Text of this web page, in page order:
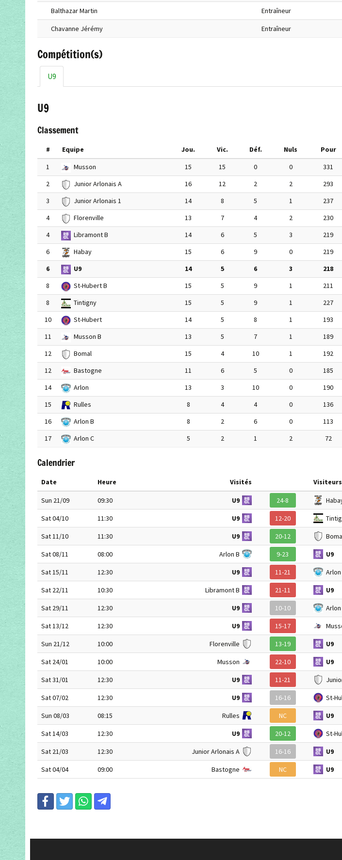
Balthazar Martin Entraîneur
Chavanne Jérémy Entraîneur
Compétition(s)
U9
U9
Classement
# Equipe Jou. Vic. Déf. Nuls Pour
1
Musson 15 15 0 0 331
2
Junior Arlonais A 16 12 2 2 293
3
Junior Arlonais 1 14 8 5 1 237
4
Florenville 13 7 4 2 230
4
Libramont B 14 6 5 3 219
6
Habay 15 6 9 0 219
6
U9 14 5 6 3 218
8
St-Hubert B 15 5 9 1 211
8
Tintigny 15 5 9 1 227
10
St-Hubert 14 5 8 1 193
11
Musson B 13 5 7 1 189
12
Bomal 15 4 10 1 192
12
Bastogne 11 6 5 0 185
14
Arlon 13 3 10 0 190
15
Rulles 8 4 4 0 136
16
Arlon B 8 2 6 0 113
17
Arlon C 5 2 1 2 72
Calendrier
Date Heure Visités Visiteurs
Sun 21/09 09:30 U9 24-8
Sat 04/10 11:30 U9 12-20
Sat 11/10 11:30 U9 20-12
Sat 08/11 08:00 Arlon B 9-23 U9
Sat 15/11 12:30 U9 11-21 Arlon
Sat 22/11 10:30 Libramont B 21-11 U9
Sat 29/11 12:30 U9 10-10 Arlon
Sat 13/12 12:30 U9 15-17
Sun 21/12 10:00 Florenville 13-19 U9
Sat 24/01 10:00 Musson 22-10 U9
Sat 31/01 12:30 U9 11-21
Sat 07/02 12:30 U9 16-16 St-
Sun 08/03 08:15 Rulles NC U9
Sat 14/03 12:30 U9 20-12 St-
Sat 21/03 12:30 Junior Arlonais A 16-16 U9
Sat 04/04 09:00 Bastogne NC U9